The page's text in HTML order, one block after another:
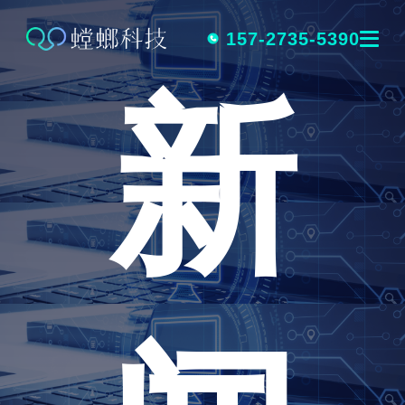
跳
内
容
157-2735-5390
新